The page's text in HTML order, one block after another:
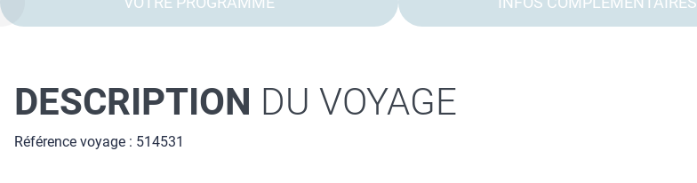
DESCRIPTION DU VOYAGE
Référence voyage : 514531